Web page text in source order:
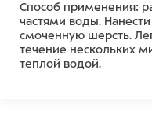
Способ применения:
частями воды.
смоченную шерсть.
течение нескольких
теплой водой.